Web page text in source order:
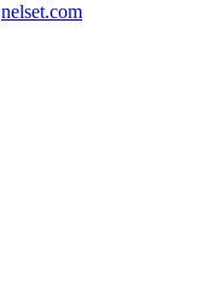
nelset.com